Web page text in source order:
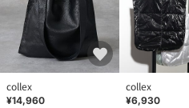
collex
¥14,960
collex
¥6,930